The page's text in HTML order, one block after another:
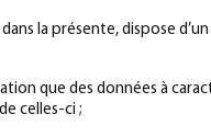
la présente, dispose
que des données à
celles-ci ;